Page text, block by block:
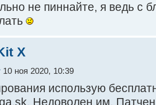
не пиннайте, я ведь с
X
10 ноя 2020, 10:39
использую
Недоволен им.